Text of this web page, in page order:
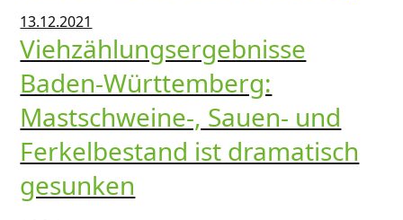
13.12.2021
Viehzählungsergebnisse
Baden-Württemberg:
Mastschweine-, Sauen- und
Ferkelbestand ist dramatisch
gesunken